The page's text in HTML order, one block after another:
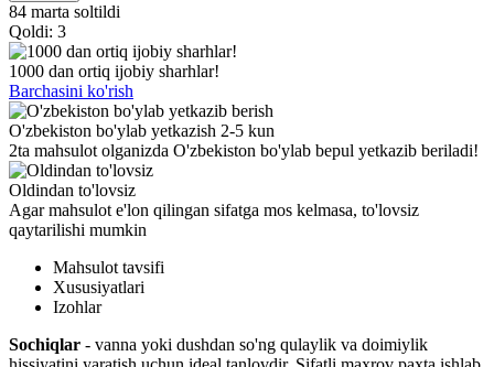
84 marta soltildi
Qoldi: 3
1000 dan ortiq ijobiy sharhlar!
Barchasini ko'rish
O'zbekiston bo'ylab yetkazish 2-5 kun
2ta mahsulot olganizda O'zbekiston bo'ylab bepul yetkazib beriladi!
Oldindan to'lovsiz
Agar mahsulot e'lon qilingan sifatga mos kelmasa, to'lovsiz
qaytarilishi mumkin
Mahsulot tavsifi
Xususiyatlari
Izohlar
Sochiqlar - vanna yoki dushdan so'ng qulaylik va doimiylik